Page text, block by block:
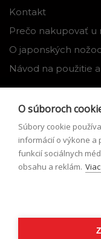
Kontakt
Prečo nakupovať u
O japonských
Návod na použitie
Môj profil
Zabudnuté heslo
Formulár pre
O súboroch
Súbory cookie
informácií o výkone a
funkcií sociálnych
obsahu a reklám.